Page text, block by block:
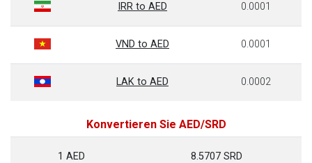
IRR to AED 0.0001
VND to AED 0.0001
LAK to AED 0.0002
Konvertieren Sie AED/SRD
1 AED 8.5707 SRD